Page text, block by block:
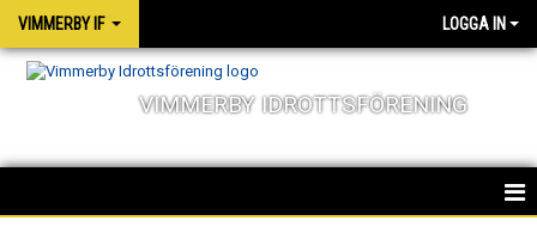
VIMMERBY IF LOGGA IN
VIMMERBY IDROTTSFÖRENING